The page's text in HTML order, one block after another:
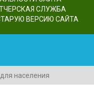
СЛУЖБА
ВЕРСИЮ САЙТА
населения